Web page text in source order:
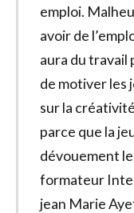
emploi.
avoir de
aura du travail
de motiver les
sur la
parce que la
dévouement
formateur
jean Marie